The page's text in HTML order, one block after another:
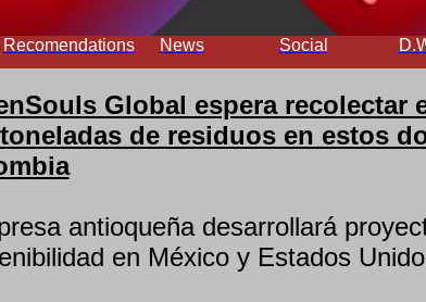
Recomendations News Social
Global espera recolectar
de residuos en estos
antioqueña desarrollará
en México y Estados